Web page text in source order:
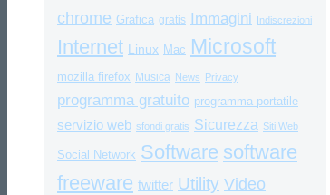
chrome Grafica gratis Immagini Indiscrezioni
Internet Linux Mac Microsoft
mozilla firefox Musica News Privacy
programma gratuito programma portatile
servizio web sfondi gratis Sicurezza Siti Web
Social Network Software software
freeware twitter Utility Video